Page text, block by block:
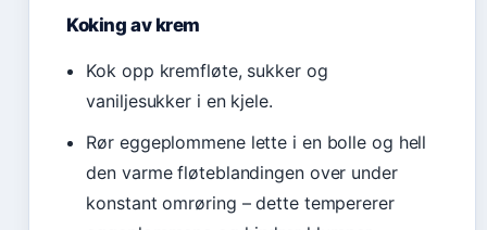
Koking av krem
Kok opp kremfløte, sukker og
vaniljesukker i en kjele.
Rør eggeplommene lette i en bolle og hell
den varme fløteblandingen over under
konstant omrøring – dette tempererer